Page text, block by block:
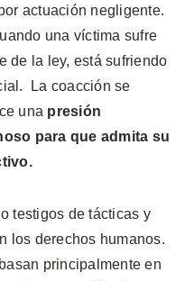
actuación negligente.
una víctima sufre
de la ley, está sufriendo
La coacción se
una presión
para que admita su
testigos de tácticas y
los derechos humanos.
principalmente en